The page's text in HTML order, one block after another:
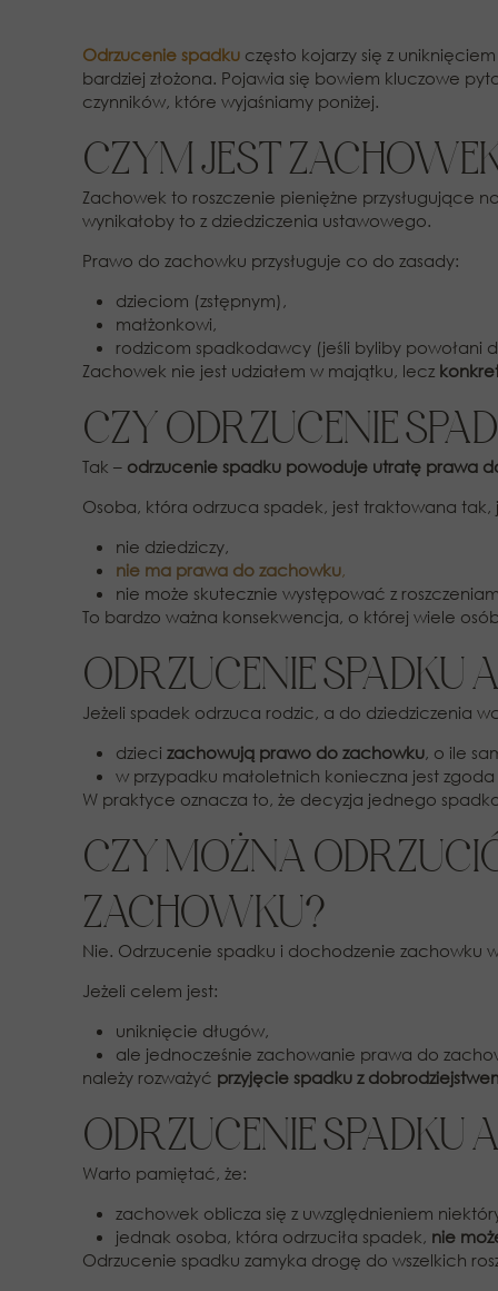
Odrzucenie spadku często kojarzy się z
bardziej złożona. Pojawia się bowiem kluczowe
czynników, które wyjaśniamy poniżej.
CZYM JEST
Zachowek to roszczenie pieniężne przysługujące
wynikałoby to z dziedziczenia ustawowego.
Prawo do zachowku przysługuje co do zasady:
dzieciom (zstępnym),
małżonkowi,
rodzicom spadkodawcy (jeśli byliby powołani
Zachowek nie jest udziałem w majątku, lecz
CZY ODRZUCENIE
Tak – odrzucenie spadku powoduje utratę prawa
Osoba, która odrzuca spadek, jest traktowana
nie dziedziczy,
nie ma prawa do zachowku,
nie może skutecznie występować z
To bardzo ważna konsekwencja, o której wiele
ODRZUCENIE SPADKU
Jeżeli spadek odrzuca rodzic, a do dziedziczenia
dzieci zachowują prawo do zachowku, o ile
w przypadku małoletnich konieczna jest
W praktyce oznacza to, że decyzja jednego
CZY MOŻNA
ZACHOWKU?
Nie. Odrzucenie spadku i dochodzenie zachowku
Jeżeli celem jest:
uniknięcie długów,
ale jednocześnie zachowanie prawa do
należy rozważyć przyjęcie spadku z
ODRZUCENIE
Warto pamiętać, że:
zachowek oblicza się z uwzględnieniem
jednak osoba, która odrzuciła spadek, nie
Odrzucenie spadku zamyka drogę do wszelkich